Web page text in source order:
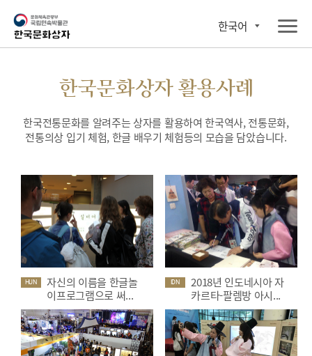
한국어
한국문화상자 활용사례
한국전통문화를 알려주는 상자를 활용하여 한국역사, 전통문화,
전통의상 입기 체험, 한글 배우기 체험등의 모습을 담았습니다.
HUN
자신의 이름을 한글놀
이프로그램으로 써...
IDN
2018년 인도네시아 자
카르타-팔렘방 아시...